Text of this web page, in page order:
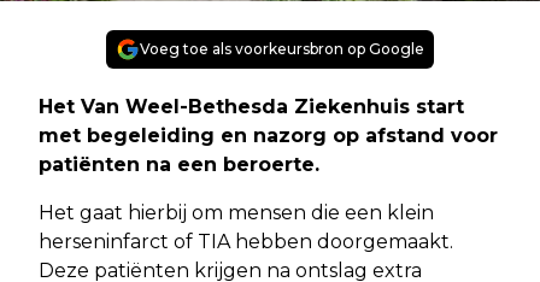
Voeg toe als voorkeursbron op Google
Het Van Weel-Bethesda Ziekenhuis start
met begeleiding en nazorg op afstand voor
patiënten na een beroerte.
Het gaat hierbij om mensen die een klein
herseninfarct of TIA hebben doorgemaakt.
Deze patiënten krijgen na ontslag extra